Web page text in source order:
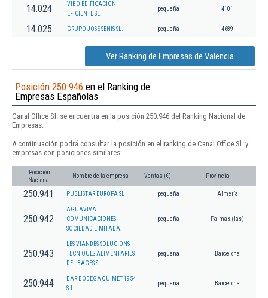
14.024
VIBO EDIFICACION
EFICIENTE SL.
pequeña 4101
14.025 GRUPO JOSE SENIS SL. pequeña 4689
Ver Ranking de Empresas de Valencia
Posición 250.946 en el Ranking de
Empresas Españolas
Canal Office Sl. se encuentra en la posición 250.946 del Ranking Nacional de
Empresas.
A continuación podrá consultar la posición en el ranking de Canal Office Sl. y
empresas con posiciones similares:
Posición
Nacional
Nombre de la empresa Ventas (€) Provincia
250.941 PUBLISTAR EUROPA SL pequeña Almería
250.942
AGUAVIVA
COMUNICACIONES
SOCIEDAD LIMITADA.
pequeña Palmas (las)
250.943
LES VIANDES SOLUCIONS I
TECNIQUES ALIMENTARIES
DEL BAGES SL.
pequeña Barcelona
250.944
BAR BODEGA QUIMET 1954
S.L.
pequeña Barcelona